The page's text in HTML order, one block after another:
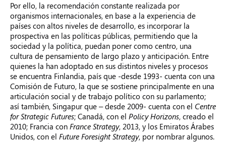
Por ello, la recomendación constante realizada por
organismos internacionales, en base a la experiencia de
países con altos niveles de desarrollo, es incorporar la
prospectiva en las políticas públicas, permitiendo que la
sociedad y la política, puedan poner como centro, una
cultura de pensamiento de largo plazo y anticipación. Entre
quienes la han adoptado en sus distintos niveles y procesos
se encuentra Finlandia, país que -desde 1993- cuenta con una
Comisión de Futuro, la que se sostiene principalmente en una
articulación social y de trabajo político con su parlamento;
así también, Singapur que – desde 2009- cuenta con el Centre
for Strategic Futures; Canadá, con el Policy Horizons, creado el
2010; Francia con France Strategy, 2013, y los Emiratos Árabes
Unidos, con el Future Foresight Strategy, por nombrar algunos.